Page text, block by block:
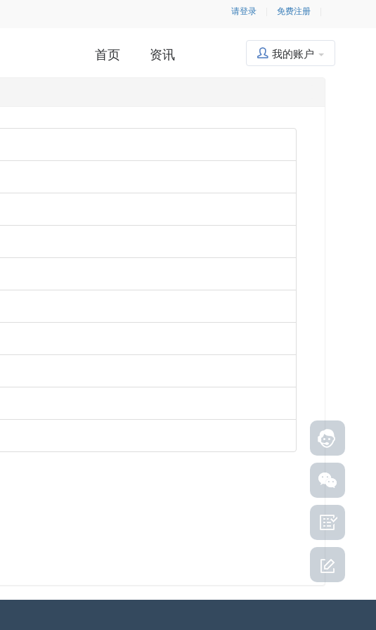
请登录 免费注册
首页 资讯 我的账户
在线客服
流程指引
用户反馈